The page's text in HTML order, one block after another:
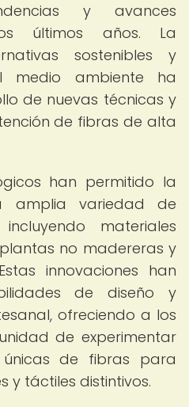
y avances
últimos años. La
sostenibles y
medio ambiente ha
de nuevas técnicas y
de fibras de alta
han permitido la
amplia variedad de
materiales
no madereras y
innovaciones han
de diseño y
ofreciendo a los
de experimentar
de fibras para
y táctiles distintivos.